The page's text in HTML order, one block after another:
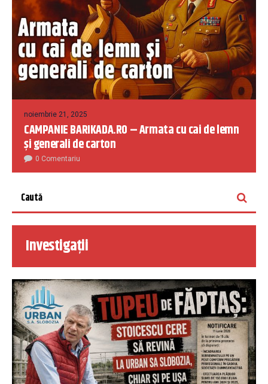
noiembrie 21, 2025
CAMPANIE BARIKADA.RO – Armata cu cai de lemn
și generali de carton
0 Comentariu
Investigații